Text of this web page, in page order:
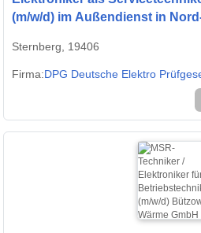
(m/w/d) im Außendienst in
Sternberg, 19406
Firma:DPG Deutsche Elektro